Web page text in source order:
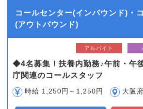
コールセンター(インバウンド)・
(アウトバウンド)
アルバイト
◆4名募集！扶養内勤務♪午前・午
庁関連のコールスタッフ
時給 1,250円～1,250円 大阪